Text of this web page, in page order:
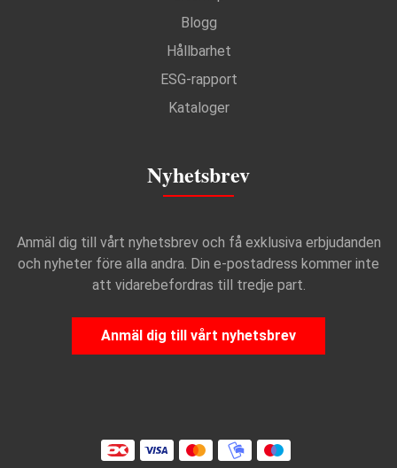
Blogg
Hållbarhet
ESG-rapport
Kataloger
Nyhetsbrev
Anmäl dig till vårt nyhetsbrev och få exklusiva erbjudanden
och nyheter före alla andra. Din e-postadress kommer inte
att vidarebefordras till tredje part.
Anmäl dig till vårt nyhetsbrev